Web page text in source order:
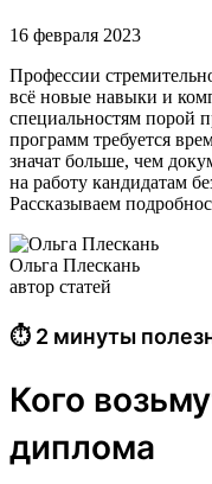
16 февраля 2023
Профессии
всё новые навыки и
специальностям порой
программ требуется
значат больше, чем
на работу кандидатам
Рассказываем
Ольга Плескань
автор статей
⏱ 2 минуты
Кого
диплома